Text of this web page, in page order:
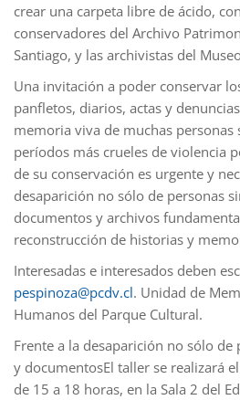
crear una carpeta libre de ácido,
conservadores del Archivo
Santiago, y las archivistas del
Una invitación a poder conservar
panfletos, diarios, actas y
memoria viva de muchas personas
períodos más crueles de violencia
de su conservación es urgente y
desaparición no sólo de personas
documentos y archivos
reconstrucción de historias y
Interesadas e interesados deben
pespinoza@pcdv.cl. Unidad de
Humanos del Parque Cultural.
Frente a la desaparición no sólo
y documentosEl taller se realizará
de 15 a 18 horas, en la Sala 2 del